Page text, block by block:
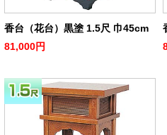
香台（花台）黒塗 1.5尺 巾45cm
81,000円